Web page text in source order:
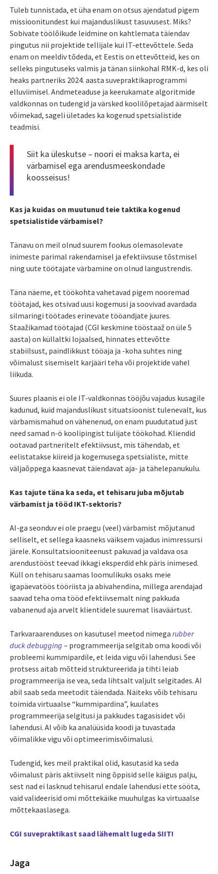
Tuleb tunnistada, et üha enam on otsus ajendatud pigem
missioonitundest kui majanduslikust tasuvusest. Miks?
Sobivate töölõikude leidmine on kahtlemata täiendav
pingutus nii projektide tellijale kui IT-ettevõttele. Seda
enam on meeldiv tõdeda, et Eestis on ettevõtteid, kes on
selleks pingutuseks valmis ja tänan siinkohal RMK-d, kes oli
heaks partneriks 2024. aasta suvepraktikaprogrammi
elluviimisel. Andmeteaduse ja keerukamate algoritmide
valdkonnas on tudengid ja värsked koolilõpetajad äärmiselt
võimekad, sageli ületades ka kogenud spetsialistide
teadmisi.
Siit ka üleskutse – noori ei maksa karta, ei
värbamisel ega arendusmeeskondade
koosseisus!
Kas ja kuidas on muutunud teie taktika kogenud
spetsialistide värbamisel?
Tänavu on meil olnud suurem fookus olemasolevate
inimeste parimal rakendamisel ja efektiivsuse tõstmisel
ning uute töötajate värbamine on olnud langustrendis.
Täna näeme, et töökohta vahetavad pigem nooremad
töötajad, kes otsivad uusi kogemusi ja soovivad avardada
silmaringi töötades erinevate tööandjate juures.
Staažikamad töötajad (CGI keskmine tööstaaž on üle 5
aasta) on küllaltki lojaalsed, hinnates ettevõtte
stabiilsust, paindlikkust tööaja ja -koha suhtes ning
võimalust sisemiselt karjääri teha või projektide vahel
liikuda.
Suures plaanis ei ole IT-valdkonnas tööjõu vajadus kusagile
kadunud, kuid majanduslikust situatsioonist tulenevalt, kus
värbamismahud on vähenenud, on enam puudutatud just
need samad n-ö koolipingist tulijate töökohad. Kliendid
ootavad partneritelt efektiivsust, mis tähendab, et
eelistatakse kiireid ja kogemusega spetsialiste, mitte
väljaõppega kaasnevat täiendavat aja- ja tähelepanukulu.
Kas tajute täna ka seda, et tehisaru juba mõjutab
värbamist ja tööd IKT-sektoris?
AI-ga seonduv ei ole praegu (veel) värbamist mõjutanud
selliselt, et sellega kaasneks väiksem vajadus inimressursi
järele. Konsultatsiooniteenust pakuvad ja valdava osa
arendustööst teevad ikkagi eksperdid ehk päris inimesed.
Küll on tehisaru saamas loomulikuks osaks meie
igapäevatöös tööriista ja abivahendina, millega arendajad
saavad teha oma tööd efektiivsemalt ning pakkuda
vabanenud aja arvelt klientidele suuremat lisaväärtust.
Tarkvaraarenduses on kasutusel meetod nimega rubber
duck debugging – programmeerija selgitab oma koodi või
probleemi kummipardile, et leida vigu või lahendusi. See
protsess aitab mõtteid struktureerida ja tihti leiab
programmeerija ise vea, seda lihtsalt valjult selgitades. AI
abil saab seda meetodit täiendada. Näiteks võib tehisaru
toimida virtuaalse “kummipardina”, kuulates
programmeerija selgitusi ja pakkudes tagasisidet või
lahendusi. AI võib ka analüüsida koodi ja tuvastada
võimalikke vigu või optimeerimisvõimalusi.
Tudengid, kes meil praktikal olid, kasutasid ka seda
võimalust päris aktiivselt ning õppisid selle käigus palju,
sest nad ei lasknud tehisarul endale lahendusi ette sööta,
vaid valideerisid omi mõttekäike muuhulgas ka virtuaalse
mõttekaaslasega.
CGI suvepraktikast saad lähemalt lugeda SIIT!
Jaga